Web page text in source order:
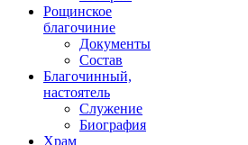
Рощинское
благочиние
Документы
Состав
Благочинный,
настоятель
Служение
Биография
Храм